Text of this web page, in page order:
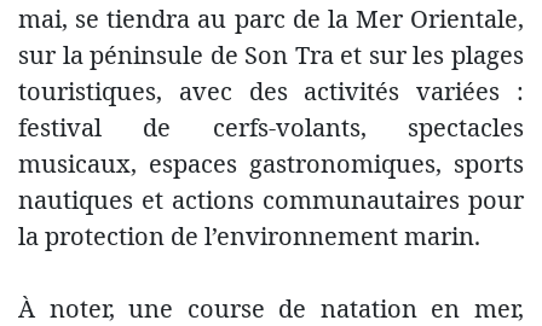
mai, se tiendra au parc de la Mer Orientale,
sur la péninsule de Son Tra et sur les plages
touristiques, avec des activités variées :
festival de cerfs-volants, spectacles
musicaux, espaces gastronomiques, sports
nautiques et actions communautaires pour
la protection de l’environnement marin.
À noter, une course de natation en mer,